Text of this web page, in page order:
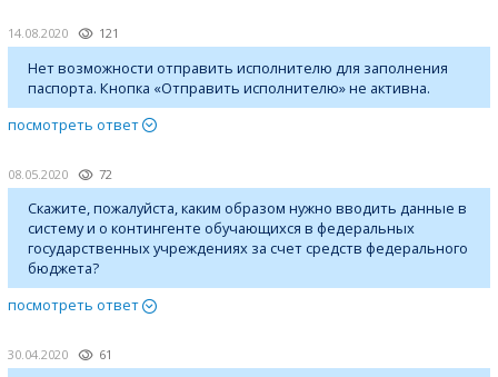
14.08.2020 121
Нет возможности отправить исполнителю для заполнения
паспорта. Кнопка «Отправить исполнителю» не активна.
посмотреть ответ
08.05.2020 72
Скажите, пожалуйста, каким образом нужно вводить данные в
систему и о контингенте обучающихся в федеральных
государственных учреждениях за счет средств федерального
бюджета?
посмотреть ответ
30.04.2020 61